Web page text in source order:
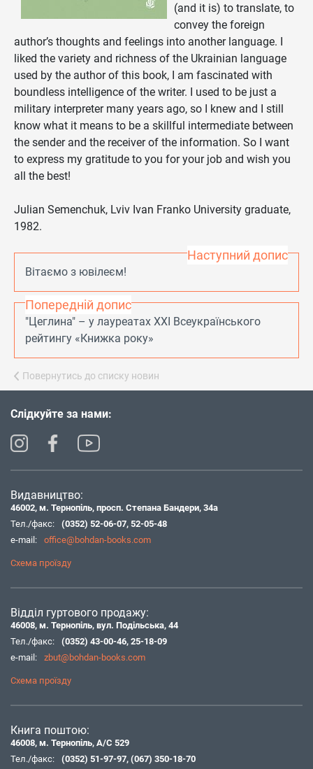
(and it is) to translate, to
convey the foreign
author’s thoughts and feelings into another language. I
liked the variety and richness of the Ukrainian language
used by the author of this book, I am fascinated with
boundless intelligence of the writer. I used to be just a
military interpreter many years ago, so I knew and I still
know what it means to be a skillful intermediate between
the sender and the receiver of the information. So I want
to express my gratitude to you for your job and wish you
all the best!
Julian Semenchuk, Lviv Ivan Franko University graduate,
1982.
Наступний допис
Вітаємо з ювілеєм!
Попередній допис
"Цеглина" – у лауреатах ХХІ Всеукраїнського
рейтингу «Книжка року»
Повернутись до списку новин
Слідкуйте за нами:
Видавництво:
46002, м. Тернопіль, просп. Степана Бандери, 34а
Тел./факс:
(0352) 52-06-07, 52-05-48
e-mail:
office@bohdan-books.com
Схема проїзду
Відділ гуртового продажу:
46008, м. Тернопіль, вул. Подільська, 44
Тел./факс:
(0352) 43-00-46, 25-18-09
e-mail:
zbut@bohdan-books.com
Схема проїзду
Книга поштою:
46008, м. Тернопіль, А/С 529
Тел./факс:
(0352) 51-97-97, (067) 350-18-70